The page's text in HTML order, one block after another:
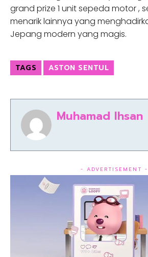
grand prize 1 unit sepeda motor ,
menarik lainnya yang
Jepang modern yang magis.
TAGS ASTON SENTUL
Muhamad Ihsan
- ADVERTISEMENT -